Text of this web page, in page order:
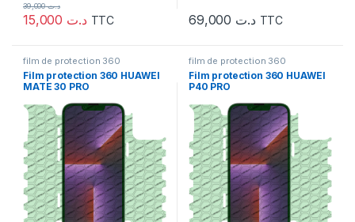
د.ت
د.ت39,000
TTC د.ت TTC
film de protection 360
Film protection 360 HUAWEI
MATE 30 PRO
film de protection 360
Film protection 360 HUAWEI
P40 PRO